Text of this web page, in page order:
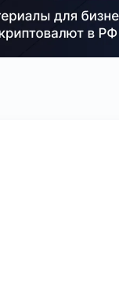
Готовый
Готовый